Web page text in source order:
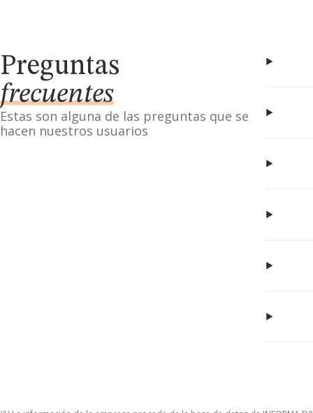
Preguntas
frecuentes
Estas son alguna de las preguntas que se
hacen nuestros usuarios